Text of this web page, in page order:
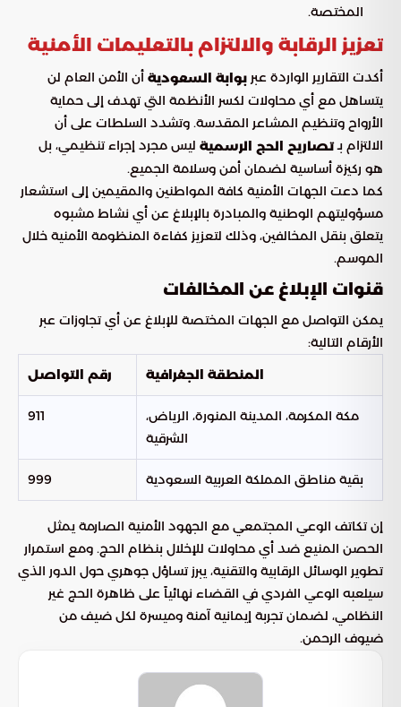
المختصة.
تعزيز الرقابة والالتزام بالتعليمات الأمنية
أكدت التقارير الواردة عبر بوابة السعودية أن الأمن العام لن
يتساهل مع أي محاولات لكسر الأنظمة التي تهدف إلى حماية
الأرواح وتنظيم المشاعر المقدسة. وتشدد السلطات على أن
الالتزام بـتصاريح الحج الرسمية ليس مجرد إجراء تنظيمي، بل
هو ركيزة أساسية لضمان أمن وسلامة الجميع.
كما دعت الجهات الأمنية كافة المواطنين والمقيمين إلى استشعار
مسؤوليتهم الوطنية والمبادرة بالإبلاغ عن أي نشاط مشبوه
يتعلق بنقل المخالفين، وذلك لتعزيز كفاءة المنظومة الأمنية خلال
الموسم.
قنوات الإبلاغ عن المخالفات
يمكن التواصل مع الجهات المختصة للإبلاغ عن أي تجاوزات عبر
الأرقام التالية:
المنطقة الجغرافية
رقم التواصل
مكة المكرمة، المدينة المنورة، الرياض،
الشرقية
911
بقية مناطق المملكة العربية السعودية 999
إن تكاتف الوعي المجتمعي مع الجهود الأمنية الصارمة يمثل
الحصن المنيع ضد أي محاولات للإخلال بنظام الحج. ومع استمرار
تطوير الوسائل الرقابية والتقنية، يبرز تساؤل جوهري حول الدور الذي
سيلعبه الوعي الفردي في القضاء نهائياً على ظاهرة الحج غير
النظامي، لضمان تجربة إيمانية آمنة وميسرة لكل ضيف من
ضيوف الرحمن.